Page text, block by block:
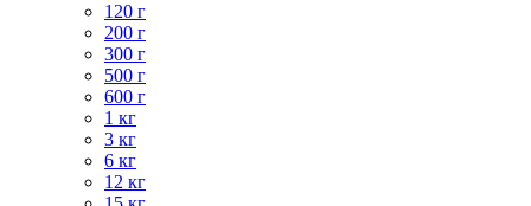
120 г
200 г
300 г
500 г
600 г
1 кг
3 кг
6 кг
12 кг